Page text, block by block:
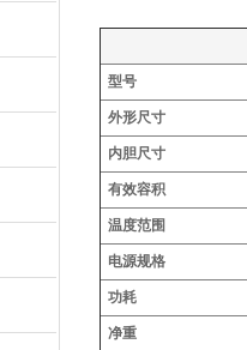
型号
外形尺寸
内胆尺寸
有效容积
温度范围
电源规格
功耗
净重